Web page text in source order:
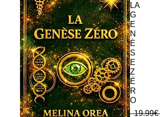
LA
G
E
N
È
S
E
Z
É
R
O
‏19.99 ‏€